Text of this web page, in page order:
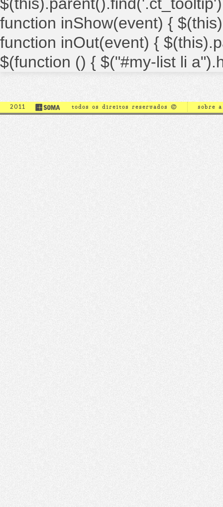
function inShow(event) {
function inOut(event) {
$(function () { $("#my-list li
2011 todos os direitos reservados © sobre